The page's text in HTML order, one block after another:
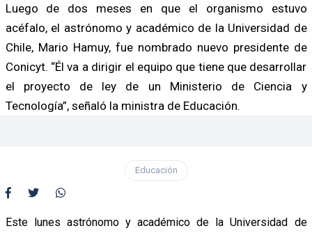
Luego de dos meses en que el organismo estuvo
acéfalo, el astrónomo y académico de la Universidad de
Chile, Mario Hamuy, fue nombrado nuevo presidente de
Conicyt. “Él va a dirigir el equipo que tiene que desarrollar
el proyecto de ley de un Ministerio de Ciencia y
Tecnología”, señaló la ministra de Educación.
Educación
Este lunes astrónomo y académico de la Universidad de